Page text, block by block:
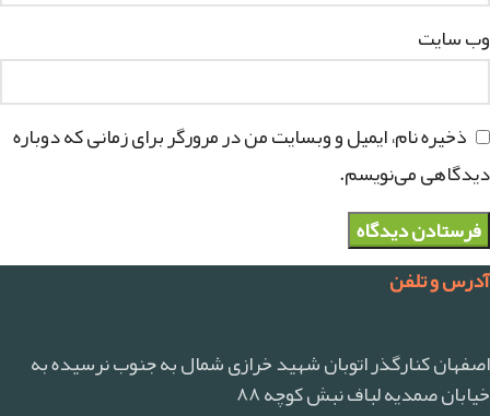
وب‌ سایت
ذخیره نام، ایمیل و وبسایت من در مرورگر برای زمانی که دوباره
دیدگاهی می‌نویسم.
آدرس و تلفن
اصفهان کنارگذر اتوبان شهید خرازی شمال به جنوب نرسیده به
خیابان صمدیه لباف نبش کوچه ۸۸